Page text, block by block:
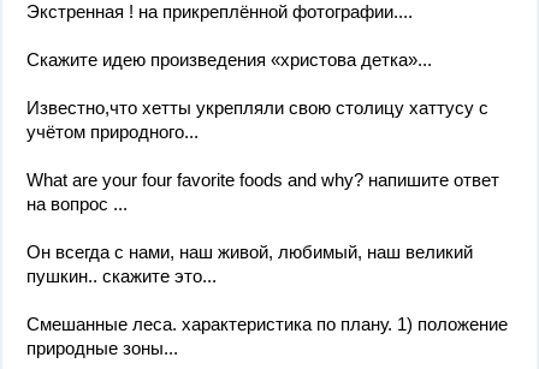
Экстренная ! на прикреплённой фотографии....
Скажите идею произведения «христова детка»...
Известно,что хетты укрепляли свою столицу хаттусу с
учётом природного...
What are your four favorite foods and why? напишите ответ
на вопрос ​...
Он всегда с нами, наш живой, любимый, наш великий
пушкин.. скажите это...
Смешанные леса. характеристика по плану. 1) положение
природные зоны...